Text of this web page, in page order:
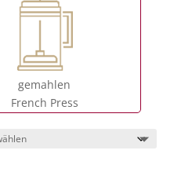
gemahlen
French Press